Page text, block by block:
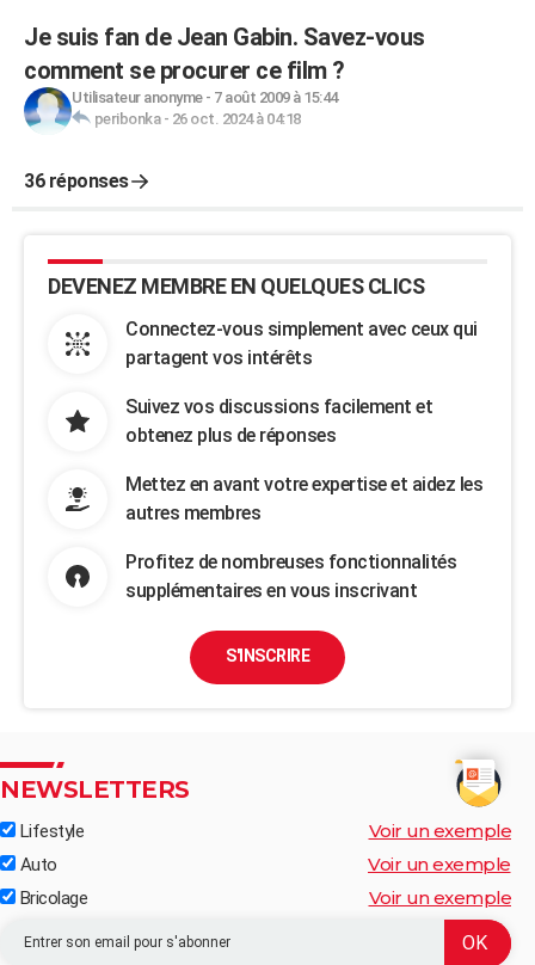
Je suis fan de Jean Gabin. Savez-vous
comment se procurer ce film ?
Utilisateur anonyme- 7 août 2009 à 15:44
peribonka- 26 oct. 2024 à 04:18
36 réponses
DEVENEZ MEMBRE EN QUELQUES CLICS
Connectez-vous simplement avec ceux qui
partagent vos intérêts
Suivez vos discussions facilement et
obtenez plus de réponses
Mettez en avant votre expertise et aidez les
autres membres
Profitez de nombreuses fonctionnalités
supplémentaires en vous inscrivant
S'INSCRIRE
NEWSLETTERS
Lifestyle Voir un exemple
Auto Voir un exemple
Bricolage Voir un exemple